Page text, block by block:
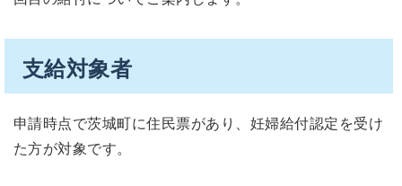
支給対象者
申請時点で茨城町に住民票があり、妊婦給付認定を受け
た方が対象です。